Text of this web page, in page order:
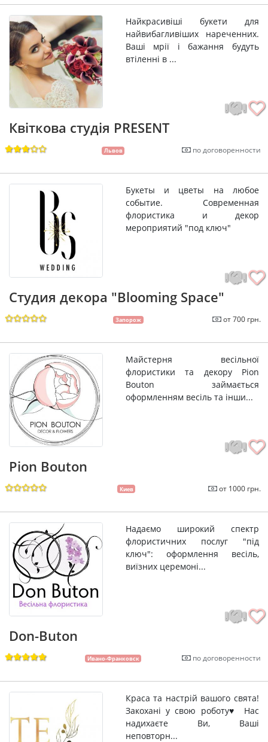
Найкрасивіші букети для
найвибагливіших нареченних.
Ваші мрії і бажання будуть
втіленні в ...
Квіткова студія PRESENT
Львов по договоренности
Букеты и цветы на любое
событие. Современная
флористика и декор
мероприятий "под ключ"
Студия декора "Blooming Space"
Запорож от 700 грн.
Майстерня весільної
флористики та декору Pion
Bouton займається
оформленням весіль та інши...
Pion Bouton
Киев от 1000 грн.
Надаємо широкий спектр
флористичних послуг "під
ключ": оформлення весіль,
виїзних церемоні...
Don-Buton
Ивано-Франковск по договоренности
Краса та настрій вашого свята!
Закохані у свою роботу♥️ Нас
надихаєте Ви, Ваші
неповторн...